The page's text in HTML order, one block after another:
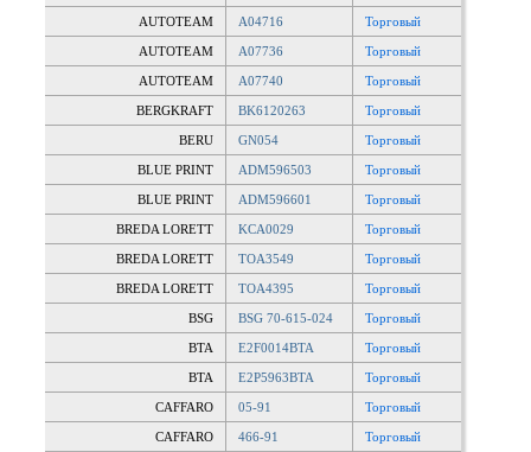
AUTOTEAM A04716 Торговый
AUTOTEAM A07736 Торговый
AUTOTEAM A07740 Торговый
BERGKRAFT BK6120263 Торговый
BERU GN054 Торговый
BLUE PRINT ADM596503 Торговый
BLUE PRINT ADM596601 Торговый
BREDA LORETT KCA0029 Торговый
BREDA LORETT TOA3549 Торговый
BREDA LORETT TOA4395 Торговый
BSG BSG 70-615-024 Торговый
BTA E2F0014BTA Торговый
BTA E2P5963BTA Торговый
CAFFARO 05-91 Торговый
CAFFARO 466-91 Торговый